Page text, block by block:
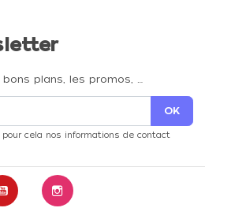
plans, les promos, …
cela nos informations de contact
Instagram